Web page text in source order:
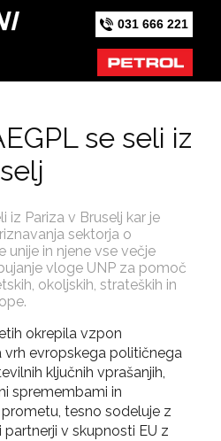
031 666 221
se seli iz
iz Pariza v Bruselj kar je
sektorja o
in njene vse večje
vloge UNP za pomoč
okoljskih, strateških in
okrepila vzpon
vrh evropskega političnega
ključnih vprašanjih,
spremembami in
tesno sodeluje z
v skupnosti EU z